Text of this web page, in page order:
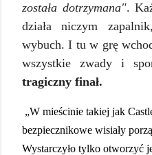
została dotrzymana".
działa niczym
wybuch. I tu w grę
wszystkie zwady i
tragiczny finał.
„W mieścinie takiej jak
bezpiecznikowe wisiały
Wystarczyło tylko otworzyć